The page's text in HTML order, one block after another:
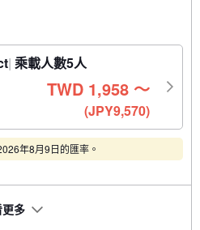
乘載人數5人
TWD 1,958 〜
(JPY9,570)
年8月9日的匯率。
多